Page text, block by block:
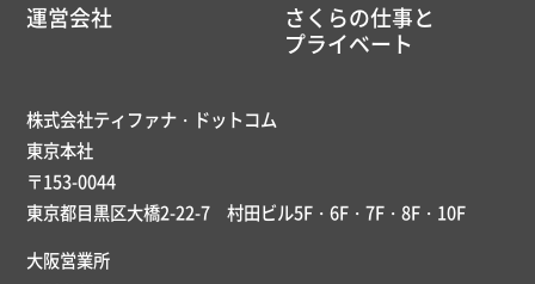
運営会社
さくらの仕事と
プライベート
株式会社ティファナ・ドットコム
東京本社
〒153-0044
東京都目黒区大橋2-22-7 村田ビル5F・6F・7F・8F・10F
大阪営業所